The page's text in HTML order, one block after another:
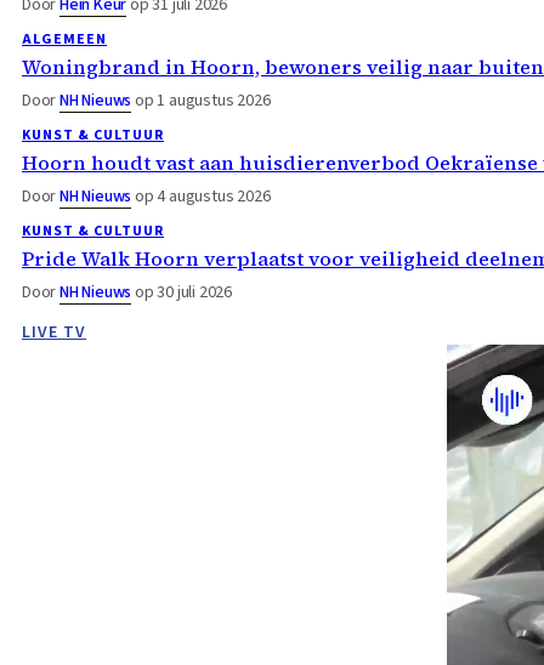
ALGEMEEN
Woningbrand in Hoorn, bewoners veilig naar buiten
DoorNH Nieuws op 1 augustus 2026
KUNST & CULTUUR
Hoorn houdt vast aan huisdierenverbod
DoorNH Nieuws op 4 augustus 2026
KUNST & CULTUUR
Pride Walk Hoorn verplaatst voor veiligheid
DoorNH Nieuws op 30 juli 2026
LIVE TV